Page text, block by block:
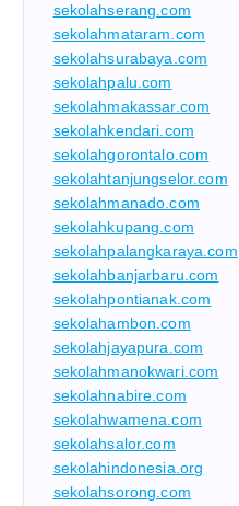
sekolahserang.com
sekolahmataram.com
sekolahsurabaya.com
sekolahpalu.com
sekolahmakassar.com
sekolahkendari.com
sekolahgorontalo.com
sekolahtanjungselor.com
sekolahmanado.com
sekolahkupang.com
sekolahpalangkaraya.com
sekolahbanjarbaru.com
sekolahpontianak.com
sekolahambon.com
sekolahjayapura.com
sekolahmanokwari.com
sekolahnabire.com
sekolahwamena.com
sekolahsalor.com
sekolahindonesia.org
sekolahsorong.com